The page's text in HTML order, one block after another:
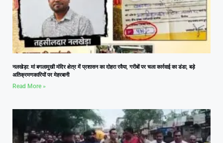
नलखेड़ा: मां बगलामुखी मंदिर क्षेत्र में प्रशासन का दोहरा रवैया, गरीबों पर चला कार्रवाई का डंडा, बड़े
अतिक्रमणकारियों पर मेहरबानी
Read More »